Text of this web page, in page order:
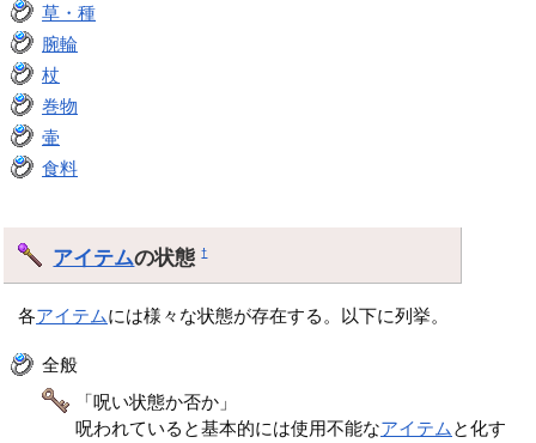
草・種
腕輪
杖
巻物
壷
食料
アイテムの状態†
各アイテムには様々な状態が存在する。以下に列挙。
全般
「呪い状態か否か」
呪われていると基本的には使用不能なアイテム と化す